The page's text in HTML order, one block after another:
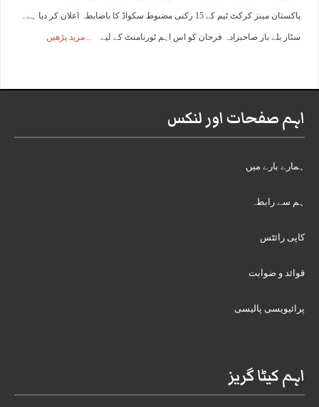
پاکستان مینز کرکٹ ٹیم کے 15 رکنی مضبوط سکواڈ کا باضابطہ اعلان کر دیا ہے۔
سٹار بلے باز صاحبزادہ فرحان کو اس اہم ٹورنامنٹ کے لیے مزید پڑھیں
اہم صفحات اور لنکس
ہمارے بارے میں
ہم سے رابطہ
کاپی رائٹس
قوائد و ضوابت
پرائیویسی پالیسی
اہم کیٹا گریز